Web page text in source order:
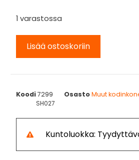
1 varastossa
Lisää ostoskoriin
Koodi7299 OsastoMuut
SH027
Kuntoluokka: